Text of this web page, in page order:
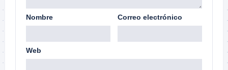
Nombre Correo electrónico
Web